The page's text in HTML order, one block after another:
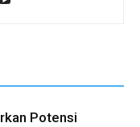
Potensi